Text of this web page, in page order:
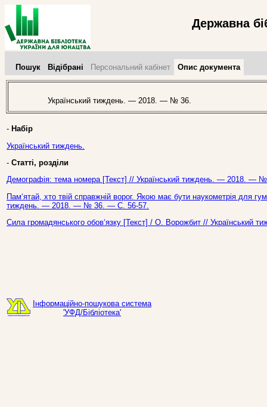
Державна
Пошук Відібрані Персональний кабінет Опис документа
Український тиждень. — 2018. — № 36.
- Набір
Український тиждень.
- Статті, розділи
Демографія: тема номера [Текст] // Український тиждень. — 2018. —
Пам‘ятай, хто твій справжній ворог. Якою має бути наукометрія для
тиждень. — 2018. — № 36. — С. 56-57.
Сила громадянського обов‘язку [Текст] / О. Ворожбит //
Інформаційно-пошукова система
'УФД/Бібліотека'